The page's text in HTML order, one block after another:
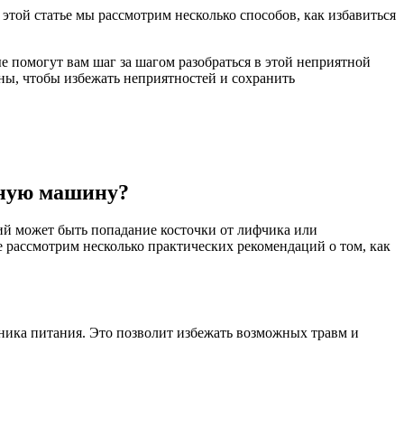
статье мы рассмотрим несколько способов, как избавиться
вам шаг за шагом разобраться в этой неприятной
чтобы избежать неприятностей и сохранить
машину?
может быть попадание косточки от лифчика или
несколько практических рекомендаций о том, как
питания. Это позволит избежать возможных травм и